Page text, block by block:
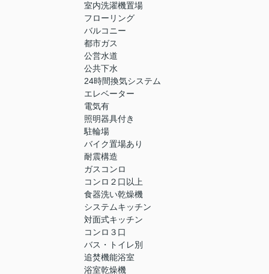
室内洗濯機置場
フローリング
バルコニー
都市ガス
公営水道
公共下水
24時間換気システム
エレベーター
電気有
照明器具付き
駐輪場
バイク置場あり
耐震構造
ガスコンロ
コンロ２口以上
食器洗い乾燥機
システムキッチン
対面式キッチン
コンロ３口
バス・トイレ別
追焚機能浴室
浴室乾燥機